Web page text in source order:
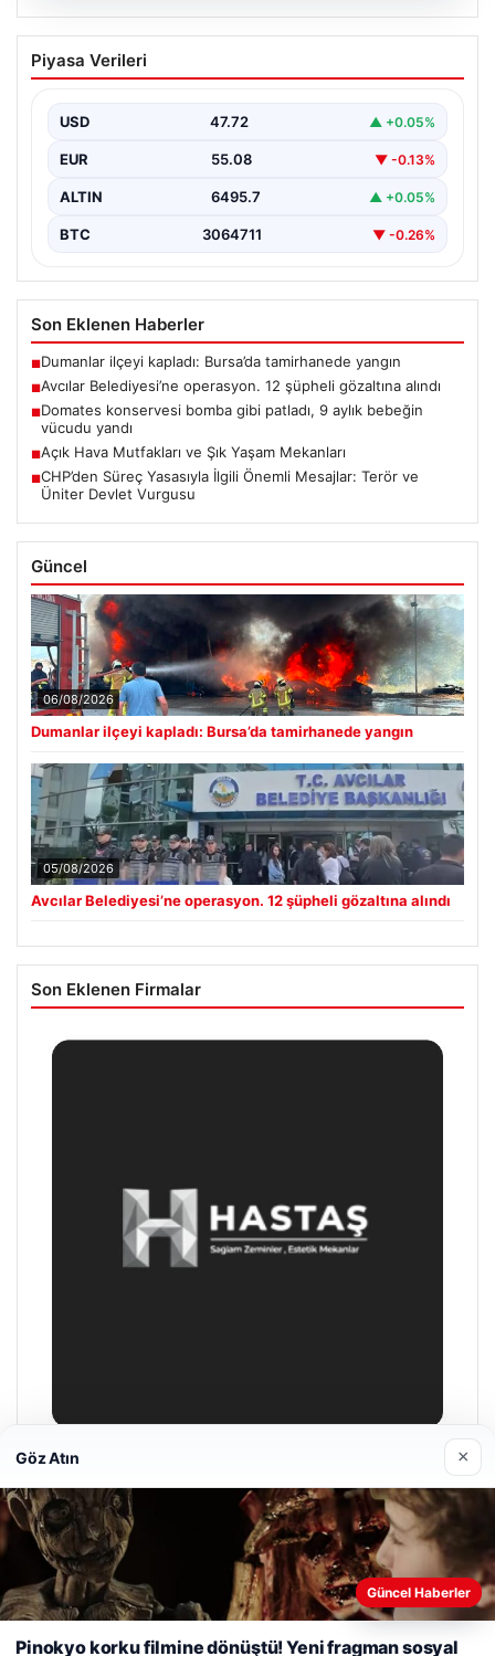
05.08.2026
Avcılar Belediyesi’ne operasyon. 12
şüpheli gözaltına alındı
Piyasa Verileri
USD 47.72 ▲ +0.05%
EUR 55.08 ▼ -0.13%
ALTIN 6495.7 ▲ +0.05%
BTC 3064711 ▼ -0.26%
Son Eklenen Haberler
■Dumanlar ilçeyi kapladı: Bursa’da tamirhanede yangın
■Avcılar Belediyesi’ne operasyon. 12 şüpheli gözaltına alındı
■Domates konservesi bomba gibi patladı, 9 aylık bebeğin
vücudu yandı
■Açık Hava Mutfakları ve Şık Yaşam Mekanları
■CHP’den Süreç Yasasıyla İlgili Önemli Mesajlar: Terör ve
Üniter Devlet Vurgusu
Güncel
06/08/2026
Dumanlar ilçeyi kapladı: Bursa’da tamirhanede yangın
05/08/2026
Avcılar Belediyesi’ne operasyon. 12 şüpheli gözaltına alındı
Son Eklenen Firmalar
29/04/2026
Web sitemizi nasıl kullandığınızı daha iyi anlayabilmek,
deneyiminizi kişiselleştirmek ve geliştirmek amacıyla çerezler
kullanıyoruz.
Çerez Politikamız
Göz Atın ×
Güncel Haberler
Pinokyo korku filmine dönüştü! Yeni fragman sosyal